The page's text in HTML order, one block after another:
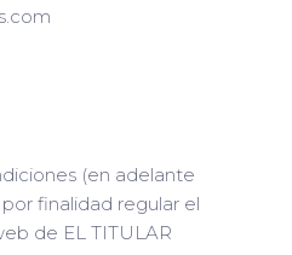
(en adelante
finalidad regular el
de EL TITULAR